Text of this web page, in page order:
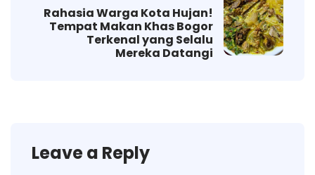
Rahasia Warga Kota Hujan!
Tempat Makan Khas Bogor
Terkenal yang Selalu
Mereka Datangi
Leave a Reply